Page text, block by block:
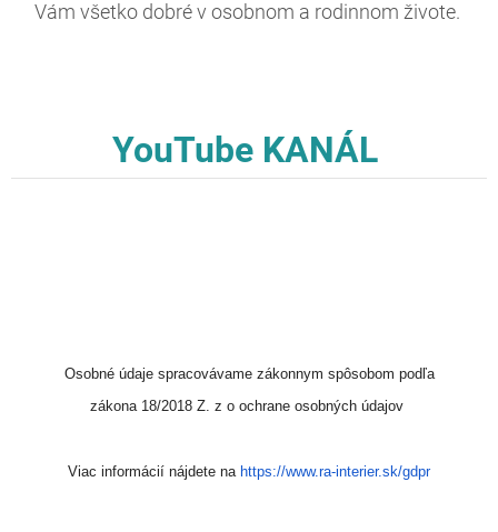
Vám všetko dobré v osobnom a rodinnom živote.
YouTube KANÁL
Osobné údaje spracovávame zákonnym spôsobom podľa
zákona 18/2018 Z. z o ochrane osobných údajov
Viac informácií nájdete na https://www.ra-interier.sk/gdpr